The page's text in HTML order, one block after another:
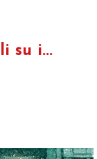
su i...